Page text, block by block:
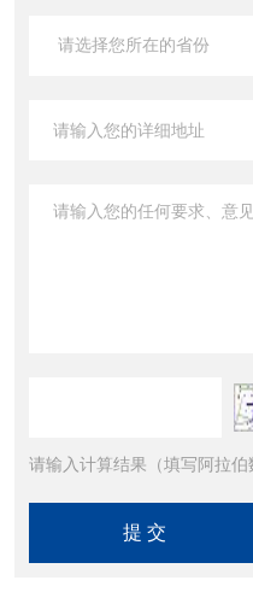
请输入计算结果（填写阿拉